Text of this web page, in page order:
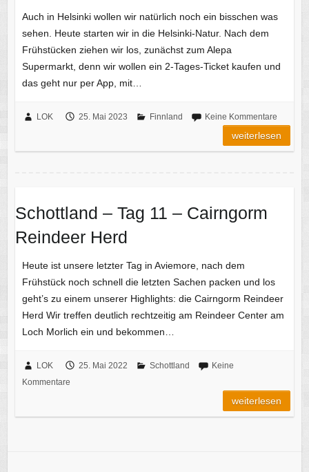
Auch in Helsinki wollen wir natürlich noch ein bisschen was
sehen. Heute starten wir in die Helsinki-Natur. Nach dem
Frühstücken ziehen wir los, zunächst zum Alepa
Supermarkt, denn wir wollen ein 2-Tages-Ticket kaufen und
das geht nur per App, mit…
LOK 25. Mai 2023 Finnland Keine Kommentare
weiterlesen
Schottland – Tag 11 – Cairngorm
Reindeer Herd
Heute ist unsere letzter Tag in Aviemore, nach dem
Frühstück noch schnell die letzten Sachen packen und los
geht’s zu einem unserer Highlights: die Cairngorm Reindeer
Herd Wir treffen deutlich rechtzeitig am Reindeer Center am
Loch Morlich ein und bekommen…
LOK 25. Mai 2022 Schottland
Keine
Kommentare
weiterlesen